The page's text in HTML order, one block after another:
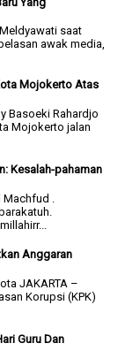
saat
awak media,
Mojokerto Atas
Basoeki Rahardjo
Mojokerto jalan
Kesalah-pahaman
.
Anggaran
JAKARTA –
Korupsi (KPK)
Guru Dan